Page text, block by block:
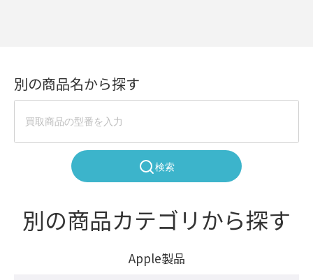
別の商品名から探す
検索
別の商品カテゴリから探す
Apple製品